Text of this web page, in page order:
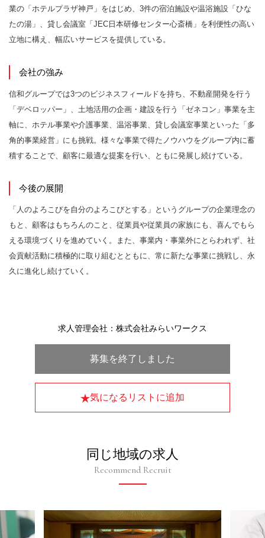
業の「ホテルプラザ神戸」をはじめ、3件の宿泊施設や温浴施設「ひな
たの湯」、貸し会議室「JEC日本研修センター心斎橋」を利便性の高い
立地に構え、幅広いサービスを提供している。
会社の強み
信和グループでは3つのビジネスフィールドを持ち、不動産開発を行う
「デベロッパー」、土地活用の企画・建設を行う「ゼネコン」事業を主
軸に、ホテル事業や介護事業、温浴事業、貸し会議室事業といった「多
角的事業経営」にも挑戦。様々な事業で得たノウハウをグループ内に蓄
積することで、顧客に最適な提案を行い、ともに発展し続けている。
今後の展開
「人のよろこびを自分のよろこびとする」というグループの企業理念の
もと、顧客はもちろんのこと、従業員や従業員の家族にも、喜んでもら
える環境づくりを進めていく。また、事業内・事業外にとらわれず、社
会貢献活動に積極的に取り組むとともに、常に新たな事業に挑戦し、永
久に進化し続けていく。
募集を終了しました
気になるリストに追加
求人管理会社：株式会社みらいワークス
同じ地域の求人
Recommend Recruit